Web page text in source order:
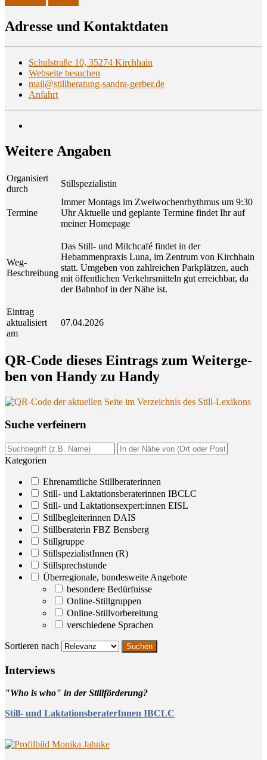
Adres­se und Kontaktdaten
Schulstraße 10, 35274 Kirchhain
Webseite besuchen
mail@stillberatung-sandra-gerber.de
Anfahrt
Wei­te­re Angaben
Organisiert
durch
Stillspezialistin
Termine
Immer Montags im Zweiwochenrhythmus um 9:30
Uhr Aktuelle und geplante Termine findet Ihr auf
meiner Homepage
Weg-
Beschreibung
Das Still- und Milchcafé findet in der
Hebammenpraxis Luna, im Zentrum von Kirchhain
statt. Umgeben von zahlreichen Parkplätzen, auch
mit öffentlichen Verkehrsmitteln gut erreichbar, da
der Bahnhof in der Nähe ist.
Eintrag
aktualisiert
am
07.04.2026
QR-Code die­ses Ein­trags zum Wei­ter­ge­
ben von Han­dy zu Handy
Suche ver­fei­nern
Kategorien
Ehrenamtliche Stillberaterinnen
Still- und Laktationsberaterinnen IBCLC
Still- und Laktationsexpert:innen EISL
Stillbegleiterinnen DAIS
Stillberaterin FBZ Bensberg
Stillgruppe
StillspezialistInnen (R)
Stillsprechstunde
Überregionale, bundesweite Angebote
besondere Bedürfnisse
Online-Stillgruppen
Online-Stillvorbereitung
verschiedene Sprachen
Sortieren nach
Inter­views
"Who is who" in der Stillförderung?
Still- und LaktationsberaterInnen IBCLC